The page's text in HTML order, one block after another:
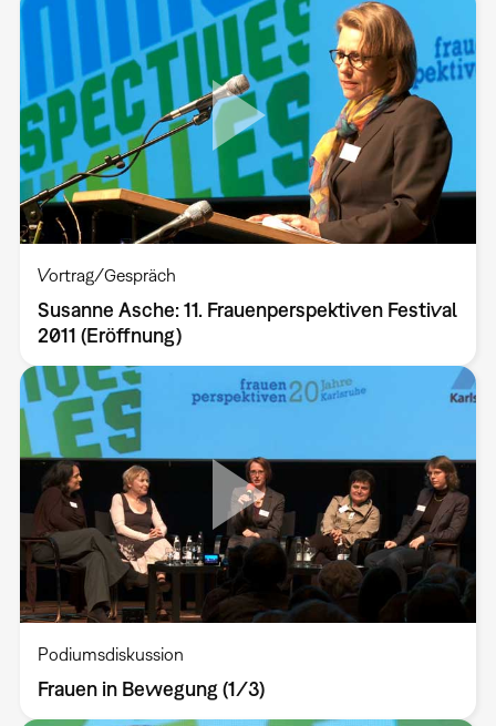
Vortrag/Gespräch
Susanne Asche: 11. Frauenperspektiven Festival
2011 (Eröffnung)
Podiumsdiskussion
Frauen in Bewegung (1/3)